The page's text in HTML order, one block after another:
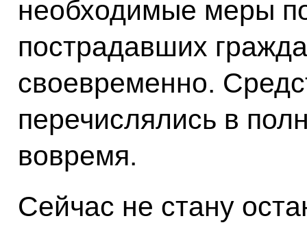
необходимые меры
пострадавших
своевременно.
перечислялись в
вовремя.
Сейчас не стану